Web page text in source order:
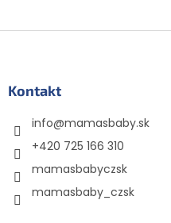
Kontakt
info@mamasbaby.sk
+420 725 166 310
mamasbabyczsk
mamasbaby_czsk